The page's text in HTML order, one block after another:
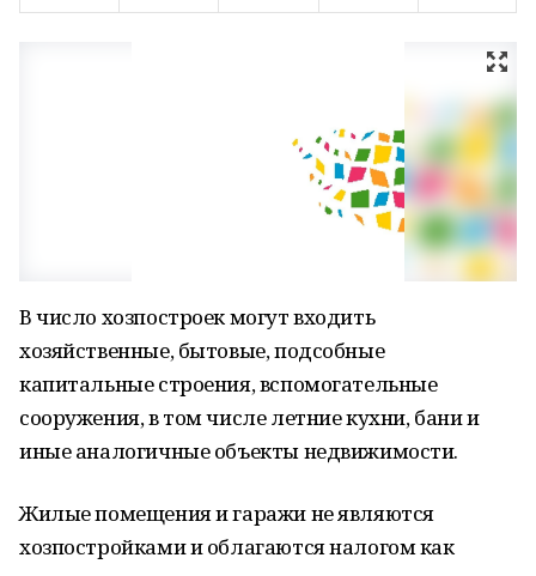
В число хозпостроек могут входить
хозяйственные, бытовые, подсобные
капитальные строения, вспомогательные
сооружения, в том числе летние кухни, бани и
иные аналогичные объекты недвижимости.
Жилые помещения и гаражи не являются
хозпостройками и облагаются налогом как